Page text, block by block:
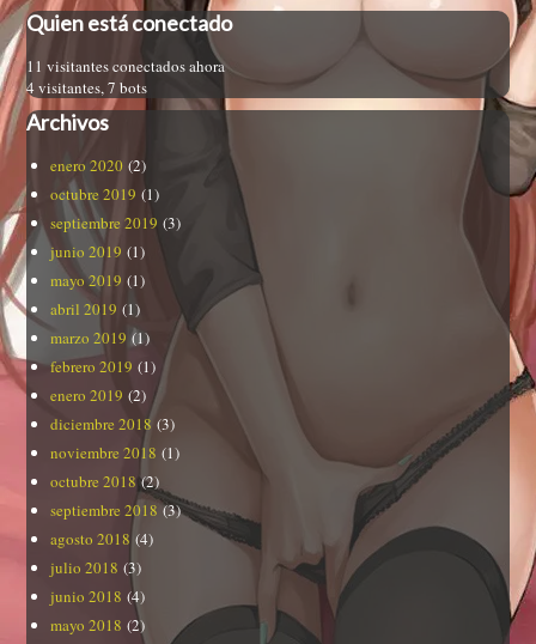
Quien está conectado
11 visitantes conectados ahora
4 visitantes,7 bots
Archivos
enero 2020 (2)
octubre 2019 (1)
septiembre 2019 (3)
junio 2019 (1)
mayo 2019 (1)
abril 2019 (1)
marzo 2019 (1)
febrero 2019 (1)
enero 2019 (2)
diciembre 2018 (3)
noviembre 2018 (1)
octubre 2018(2)
septiembre 2018 (3)
agosto 2018 (4)
julio 2018 (3)
junio 2018 (4)
mayo 2018 (2)